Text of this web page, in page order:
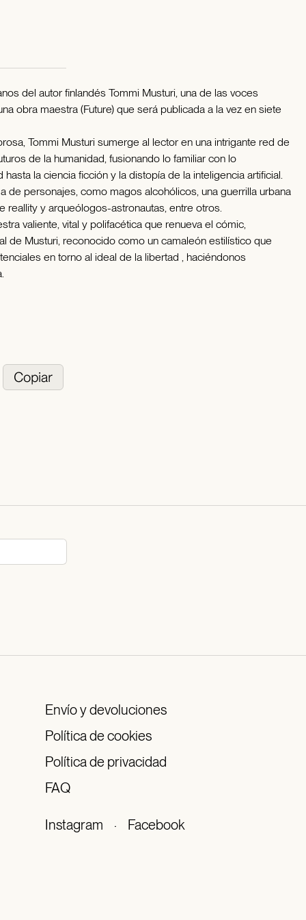
del autor finlandés Tommi Musturi, una de las voces
obra maestra (Future) que será publicada a la vez en siete
Tommi Musturi sumerge al lector en una intrigante red de
de la humanidad, fusionando lo familiar con lo
la ciencia ficción y la distopía de la inteligencia artificial.
de personajes, como magos alcohólicos, una guerrilla urbana
reallity y arqueólogos-astronautas, entre otros.
valiente, vital y polifacética que renueva el cómic,
de Musturi, reconocido como un camaleón estilístico que
en torno al ideal de la libertad , haciéndonos
Envío y devoluciones
Política de cookies
Política de privacidad
FAQ
Instagram · Facebook